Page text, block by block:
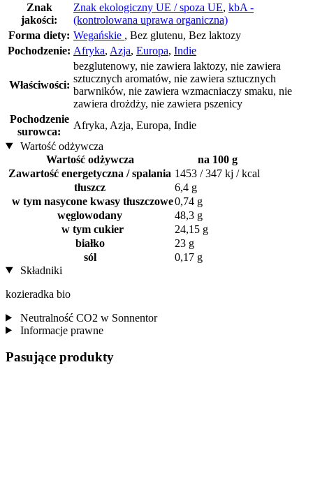
Znak
jakości:
Znak ekologiczny UE / spoza UE, kbA -
(kontrolowana uprawa organiczna)
Forma diety: Wegańskie , Bez glutenu, Bez laktozy
Pochodzenie: Afryka, Azja, Europa, Indie
Właściwości:
bezglutenowy, nie zawiera laktozy, nie zawiera
sztucznych aromatów, nie zawiera sztucznych
barwników, nie zawiera wzmacniaczy smaku, nie
zawiera drożdży, nie zawiera pszenicy
Pochodzenie
surowca:
Afryka, Azja, Europa, Indie
Wartość odżywcza
Wartość odżywcza
na 100 g
Zawartość energetyczna / spalania 1453 / 347 kj / kcal
tłuszcz
6,4 g
w tym nasycone kwasy tłuszczowe0,74 g
węglowodany
48,3 g
w tym cukier
24,15 g
białko
23 g
sól
0,17 g
Składniki
kozieradka bio
Neutralność CO2 w Sonnentor
Informacje prawne
Pasujące produkty